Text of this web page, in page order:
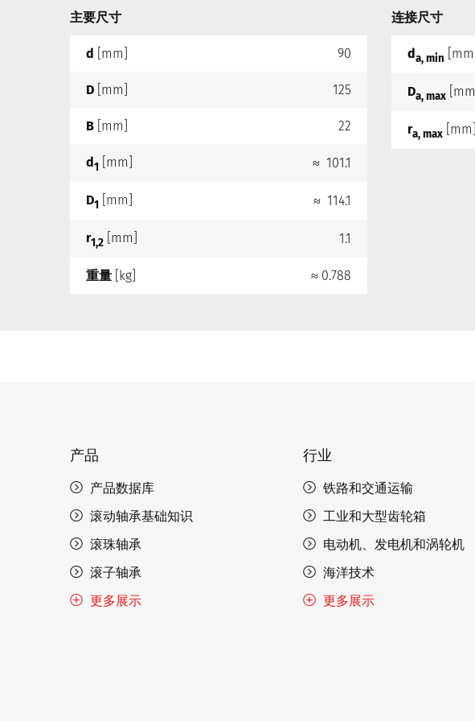
主要尺寸
d [mm] 90
D [mm] 125
B [mm] 22
d1 [mm] ≈ 101.1
D1 [mm] ≈ 114.1
r1,2 [mm] 1.1
重量 [kg] ≈ 0.788
连接尺寸
da, min [mm]
Da, max [mm]
ra, max [mm]
产品
产品数据库
滚动轴承基础知识
滚珠轴承
滚子轴承
更多展示
行业
铁路和交通运输
工业和大型齿轮箱
电动机、发电机和涡轮机
海洋技术
更多展示